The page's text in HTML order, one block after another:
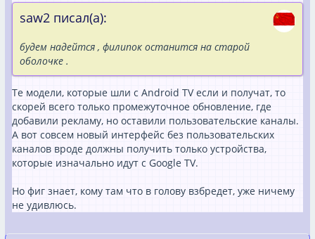
saw2 писал(а):
будем надейтся , филипок останится на старой
оболочке .
Те модели, которые шли с Android TV если и получат, то
скорей всего только промежуточное обновление, где
добавили рекламу, но оставили пользовательские каналы.
А вот совсем новый интерфейс без пользовательских
каналов вроде должны получить только устройства,
которые изначально идут с Google TV.
Но фиг знает, кому там что в голову взбредет, уже ничему
не удивлюсь.